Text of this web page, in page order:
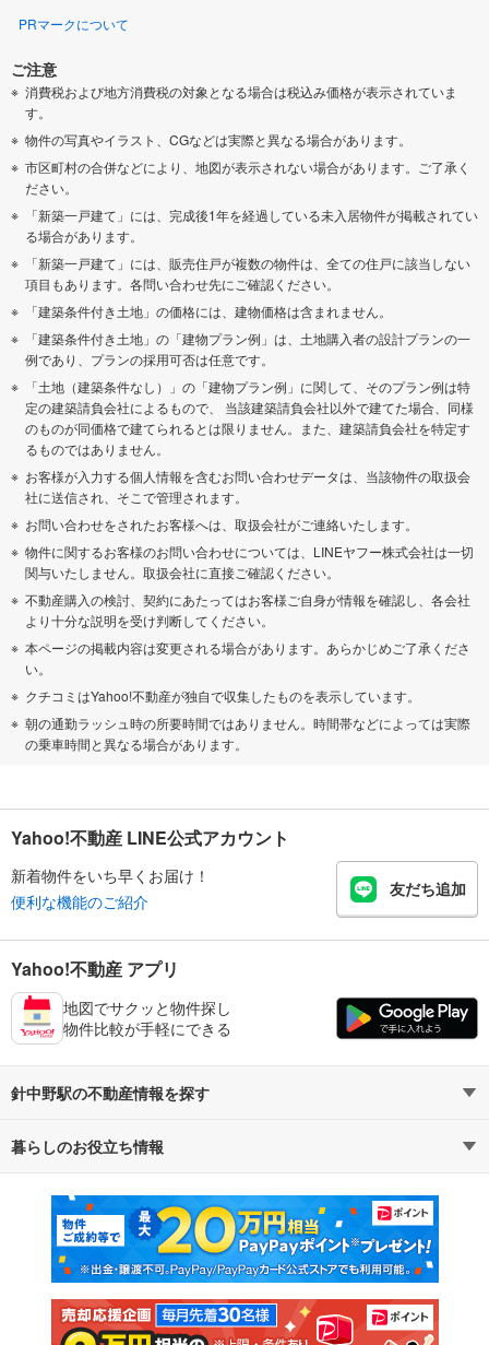
PRマークについて
ご注意
消費税および地方消費税の対象となる場合は税込み価格が表示されていま
す。
物件の写真やイラスト、CGなどは実際と異なる場合があります。
市区町村の合併などにより、地図が表示されない場合があります。ご了承く
ださい。
「新築一戸建て」には、完成後1年を経過している未入居物件が掲載されてい
る場合があります。
「新築一戸建て」には、販売住戸が複数の物件は、全ての住戸に該当しない
項目もあります。各問い合わせ先にご確認ください。
「建築条件付き土地」の価格には、建物価格は含まれません。
「建築条件付き土地」の「建物プラン例」は、土地購入者の設計プランの一
例であり、プランの採用可否は任意です。
「土地（建築条件なし）」の「建物プラン例」に関して、そのプラン例は特
定の建築請負会社によるもので、 当該建築請負会社以外で建てた場合、同様
のものが同価格で建てられるとは限りません。また、建築請負会社を特定す
るものではありません。
お客様が入力する個人情報を含むお問い合わせデータは、当該物件の取扱会
社に送信され、そこで管理されます。
お問い合わせをされたお客様へは、取扱会社がご連絡いたします。
物件に関するお客様のお問い合わせについては、LINEヤフー株式会社は一切
関与いたしません。取扱会社に直接ご確認ください。
不動産購入の検討、契約にあたってはお客様ご自身が情報を確認し、各会社
より十分な説明を受け判断してください。
本ページの掲載内容は変更される場合があります。あらかじめご了承くださ
い。
クチコミはYahoo!不動産が独自で収集したものを表示しています。
朝の通勤ラッシュ時の所要時間ではありません。時間帯などによっては実際
の乗車時間と異なる場合があります。
Yahoo!不動産 LINE公式アカウント
新着物件をいち早くお届け！
便利な機能のご紹介
友だち追加
Yahoo!不動産 アプリ
地図でサクッと物件探し
物件比較が手軽にできる
針中野駅の不動産情報を探す
不動産・住宅
新築マンション 中古マンション
新築一戸建て 中古一戸建て
注文住宅 土地
暮らしのお役立ち情報
マンションカタログ 教えて！住まいの先生